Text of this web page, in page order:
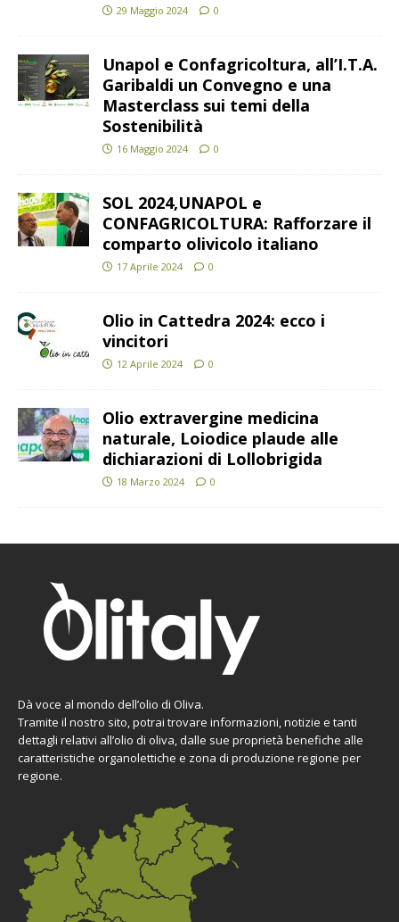
29 Maggio 2024 0
Unapol e Confagricoltura, all’I.T.A.
Garibaldi un Convegno e una
Masterclass sui temi della
Sostenibilità
16 Maggio 2024 0
SOL 2024,UNAPOL e
CONFAGRICOLTURA: Rafforzare il
comparto olivicolo italiano
17 Aprile 2024 0
Olio in Cattedra 2024: ecco i
vincitori
12 Aprile 2024 0
Olio extravergine medicina
naturale, Loiodice plaude alle
dichiarazioni di Lollobrigida
18 Marzo 2024 0
Dà voce al mondo dell’olio di Oliva.
Tramite il nostro sito, potrai trovare informazioni, notizie e tanti
dettagli relativi all’olio di oliva, dalle sue proprietà benefiche alle
caratteristiche organolettiche e zona di produzione regione per
regione.